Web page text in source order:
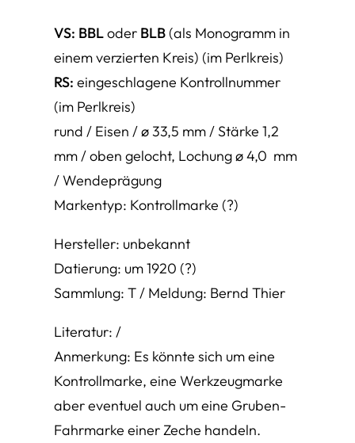
VS: BBLoder BLB (als Monogramm in
einem verzierten Kreis) (im Perlkreis)
RS: eingeschlagene Kontrollnummer
(im Perlkreis)
rund / Eisen / ø 33,5 mm / Stärke 1,2
mm / oben gelocht, Lochung ø 4,0 mm
/ Wendeprägung
Markentyp: Kontrollmarke (?)
Hersteller: unbekannt
Datierung: um 1920 (?)
Sammlung: T / Meldung: Bernd Thier
Literatur: /
Anmerkung: Es könnte sich um eine
Kontrollmarke, eine Werkzeugmarke
aber eventuel auch um eine Gruben-
Fahrmarke einer Zeche handeln.